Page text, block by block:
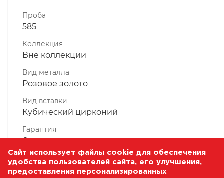
Проба
585
Коллекция
Вне коллекции
Вид металла
Розовое золото
Вид вставки
Кубический цирконий
Гарантия
6 месяцев
Комплектность, шт
1 Штука
Сайт использует файлы cookie для обеспечения
удобства пользователей сайта, его улучшения,
предоставления персонализированных